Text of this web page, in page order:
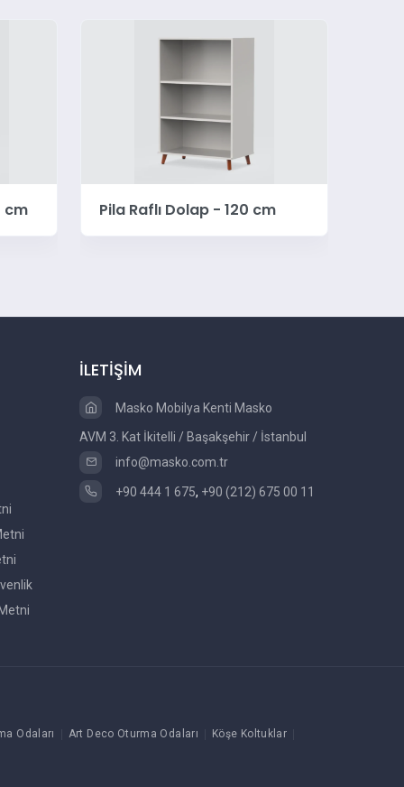
cm Pila Raflı Dolap - 120 cm
İLETİŞİM
Masko Mobilya Kenti Masko
AVM 3. Kat İkitelli / Başakşehir / İstanbul
info@masko.com.tr
+90 444 1 675, +90 (212) 675 00 11
Odaları Art Deco Oturma Odaları Köşe Koltuklar